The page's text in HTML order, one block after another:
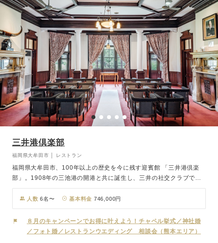
三井港倶楽部
福岡県大牟田市 │ レストラン
福岡県大牟田市、100年以上の歴史を今に残す迎賓館 「三井港倶楽
部」。1908年の三池港の開港と共に誕生し、三井の社交クラブであ
ると共に昭和天皇や政財界の 重鎮が数多く訪れた由緒ある空間で
す。 まるで明治時代へタイムスリップしたかのような華麗で優雅な
非日常空間が、 おふたりとゲストをお迎えします。挙式は緑豊かな
ガーデンでのセレモニー、クラシカルな迎賓館ロビーでの人前式から
お選びいただけ、 披露宴では大牟田の文化や歴史を皿の上で表現
人数 6名〜 基本料金 746,000円
８月のキャンペーンでお得に叶えよう！チャペル挙式／神社婚
／フォト婚／レストランウエディング 相談会（熊本エリア）